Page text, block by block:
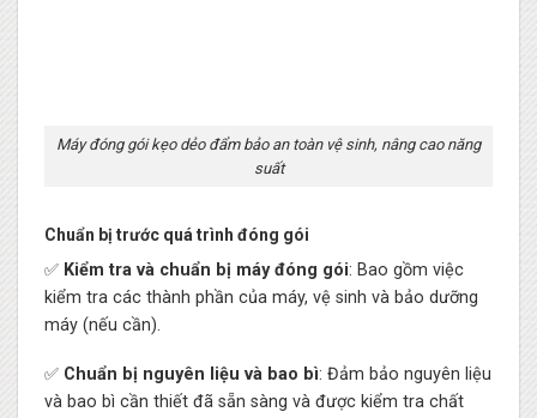
Máy đóng gói kẹo dẻo đẩm bảo an toàn vệ sinh, nâng cao năng
suất
Chuẩn bị trước quá trình đóng gói
✅ Kiểm tra và chuẩn bị máy đóng gói: Bao gồm việc
kiểm tra các thành phần của máy, vệ sinh và bảo dưỡng
máy (nếu cần).
✅ Chuẩn bị nguyên liệu và bao bì: Đảm bảo nguyên liệu
và bao bì cần thiết đã sẵn sàng và được kiểm tra chất